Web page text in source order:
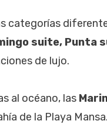
categorías
suite, Punta
de lujo.
al océano, las
de la Playa Mansa.